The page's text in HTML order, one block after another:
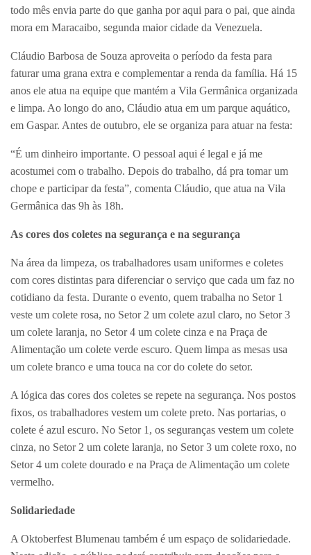
todo mês envia parte do que ganha por aqui para o pai, que ainda
mora em Maracaibo, segunda maior cidade da Venezuela.
Cláudio Barbosa de Souza aproveita o período da festa para
faturar uma grana extra e complementar a renda da família. Há 15
anos ele atua na equipe que mantém a Vila Germânica organizada
e limpa. Ao longo do ano, Cláudio atua em um parque aquático,
em Gaspar. Antes de outubro, ele se organiza para atuar na festa:
“É um dinheiro importante. O pessoal aqui é legal e já me
acostumei com o trabalho. Depois do trabalho, dá pra tomar um
chope e participar da festa”, comenta Cláudio, que atua na Vila
Germânica das 9h às 18h.
As cores dos coletes na segurança e na segurança
Na área da limpeza, os trabalhadores usam uniformes e coletes
com cores distintas para diferenciar o serviço que cada um faz no
cotidiano da festa. Durante o evento, quem trabalha no Setor 1
veste um colete rosa, no Setor 2 um colete azul claro, no Setor 3
um colete laranja, no Setor 4 um colete cinza e na Praça de
Alimentação um colete verde escuro. Quem limpa as mesas usa
um colete branco e uma touca na cor do colete do setor.
A lógica das cores dos coletes se repete na segurança. Nos postos
fixos, os trabalhadores vestem um colete preto. Nas portarias, o
colete é azul escuro. No Setor 1, os seguranças vestem um colete
cinza, no Setor 2 um colete laranja, no Setor 3 um colete roxo, no
Setor 4 um colete dourado e na Praça de Alimentação um colete
vermelho.
Solidariedade
A Oktoberfest Blumenau também é um espaço de solidariedade.